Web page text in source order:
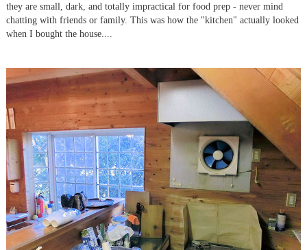
they are small, dark, and totally impractical for food prep - never mind
chatting with friends or family. This was how the "kitchen" actually looked
when I bought the house....